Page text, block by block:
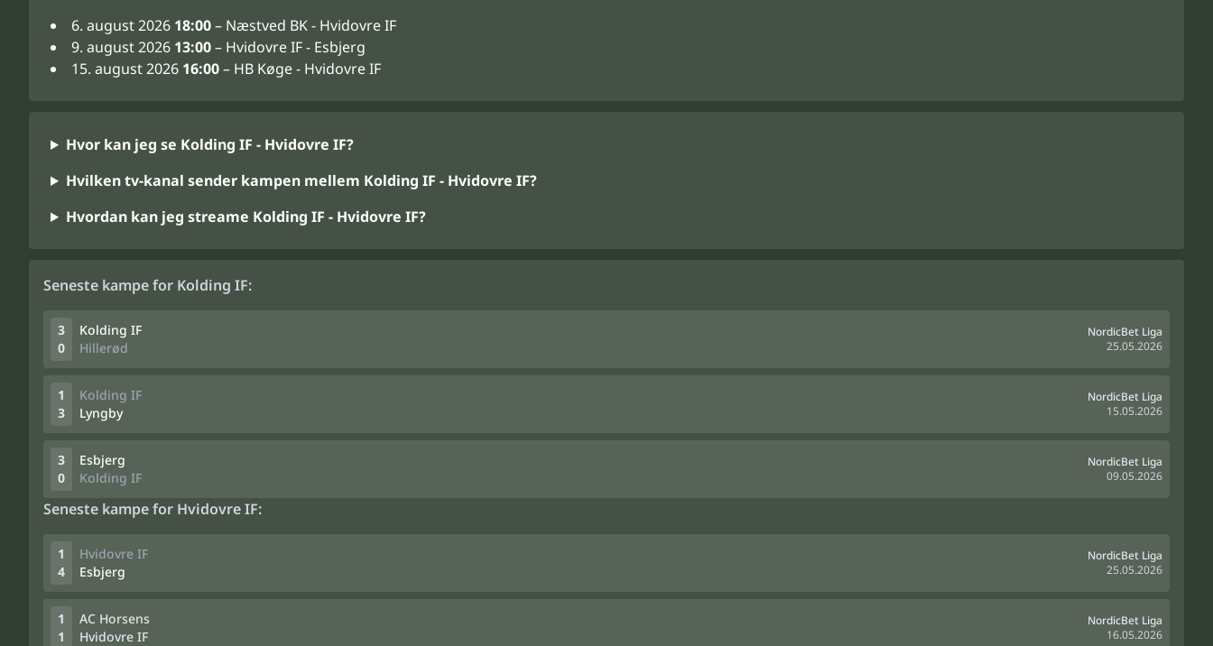
6. august 2026 18:00– Næstved BK - Hvidovre IF
9. august 2026 13:00– Hvidovre IF - Esbjerg
15. august 2026 16:00– HB Køge - Hvidovre IF
Hvor kan jeg se Kolding IF - Hvidovre IF?
Hvilken tv-kanal sender kampen mellem Kolding IF - Hvidovre IF?
Hvordan kan jeg streame Kolding IF - Hvidovre IF?
Seneste kampe for Kolding IF:
3
0
Kolding IF
Hillerød
NordicBet Liga
25.05.2026
1
3
Kolding IF
Lyngby
NordicBet Liga
15.05.2026
3
0
Esbjerg
Kolding IF
NordicBet Liga
09.05.2026
Seneste kampe for Hvidovre IF:
1
4
Hvidovre IF
Esbjerg
NordicBet Liga
25.05.2026
1
1
AC Horsens
Hvidovre IF
NordicBet Liga
16.05.2026